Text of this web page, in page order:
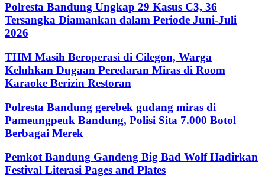
Polresta Bandung Ungkap 29 Kasus C3, 36
Tersangka Diamankan dalam Periode Juni-Juli
2026
THM Masih Beroperasi di Cilegon, Warga
Keluhkan Dugaan Peredaran Miras di Room
Karaoke Berizin Restoran
Polresta Bandung gerebek gudang miras di
Pameungpeuk Bandung, Polisi Sita 7.000 Botol
Berbagai Merek
Pemkot Bandung Gandeng Big Bad Wolf Hadirkan
Festival Literasi Pages and Plates